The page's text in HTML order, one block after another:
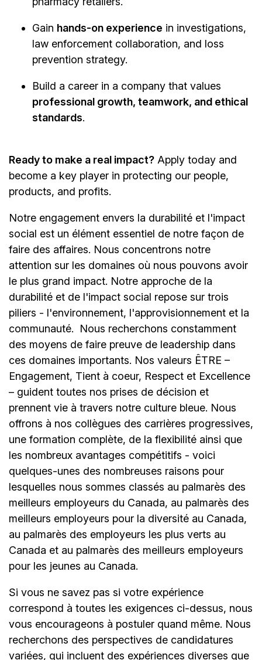
Gain hands-on experience in investigations,
law enforcement collaboration, and loss
prevention strategy.
Build a career in a company that values
professional growth, teamwork, and ethical
standards.
Ready to make a real impact? Apply today and
become a key player in protecting our people,
products, and profits.
Notre engagement envers la durabilité et l'impact
social est un élément essentiel de notre façon de
faire des affaires. Nous concentrons notre
attention sur les domaines où nous pouvons avoir
le plus grand impact. Notre approche de la
durabilité et de l'impact social repose sur trois
piliers - l'environnement, l'approvisionnement et la
communauté.
Nous recherchons constamment
des moyens de faire preuve de leadership dans
ces domaines importants. Nos valeurs ÊTRE –
Engagement, Tient à coeur, Respect et Excellence
– guident toutes nos prises de décision et
prennent vie à travers notre culture bleue. Nous
offrons à nos collègues des carrières progressives,
une formation complète, de la flexibilité ainsi que
les nombreux avantages compétitifs - voici
quelques-unes des nombreuses raisons pour
lesquelles nous sommes classés au palmarès des
meilleurs employeurs du Canada, au palmarès des
meilleurs employeurs pour la diversité au Canada,
au palmarès des employeurs les plus verts au
Canada et au palmarès des meilleurs employeurs
pour les jeunes au Canada.
Si vous ne savez pas si votre expérience
correspond à toutes les exigences ci-dessus, nous
vous encourageons à postuler quand même. Nous
recherchons des perspectives de candidatures
variées, qui incluent des expériences diverses que